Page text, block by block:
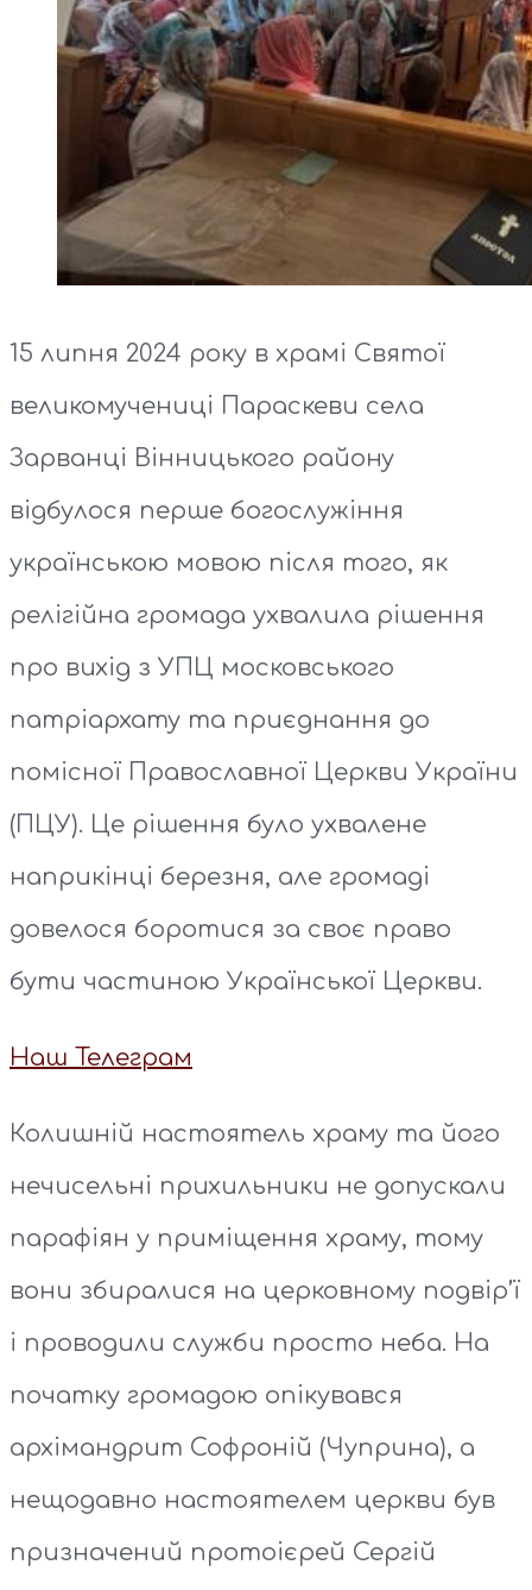
15 липня 2024 року в храмі Святої
великомучениці Параскеви села
Зарванці Вінницького району
відбулося перше богослужіння
українською мовою після того, як
релігійна громада ухвалила рішення
про вихід з УПЦ московського
патріархату та приєднання до
помісної Православної Церкви України
(ПЦУ). Це рішення було ухвалене
наприкінці березня, але громаді
довелося боротися за своє право
бути частиною Української Церкви.
Наш Телеграм
Колишній настоятель храму та його
нечисельні прихильники не допускали
парафіян у приміщення храму, тому
вони збиралися на церковному подвір’ї
і проводили служби просто неба. На
початку громадою опікувався
архімандрит Софроній (Чуприна), а
нещодавно настоятелем церкви був
призначений протоієрей Сергій